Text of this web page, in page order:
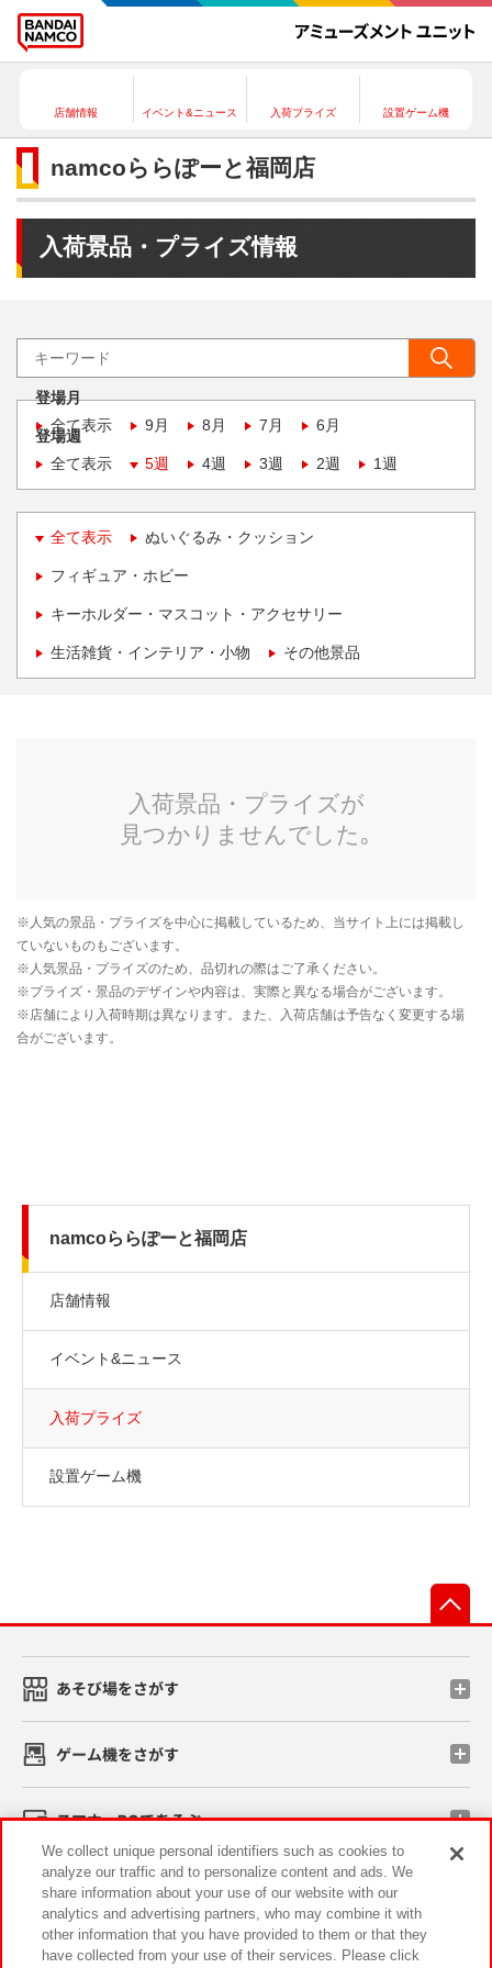
店舗情報 イベント&ニュース 入荷プライズ 設置ゲーム機
namcoららぽーと福岡店
入荷景品・プライズ情報
登場月
全て表示
9月 8月 7月 6月
登場週
全て表示
5週 4週 3週 2週 1週
全て表示 ぬいぐるみ・クッション
フィギュア・ホビー
キーホルダー・マスコット・アクセサリー
生活雑貨・インテリア・小物 その他景品
namcoららぽーと福岡店
店舗情報
イベント&ニュース
入荷プライズ
設置ゲーム機
あそび場をさがす
ゲーム機をさがす
スマホ・PCであそぶ
イベント・キャンペーン
We collect unique personal identifiers such as cookies to
analyze our traffic and to personalize content and ads. We
share information about your use of our website with our
analytics and advertising partners, who may combine it with
other information that you have provided to them or that they
have collected from your use of their services. Please click